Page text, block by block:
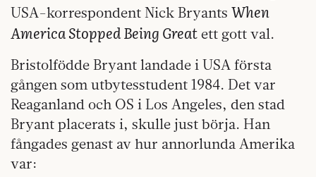
USA-korrespondent Nick Bryants When
America Stopped Being Great ett gott val.
Bristolfödde Bryant landade i USA första
gången som utbytesstudent 1984. Det var
Reaganland och OS i Los Angeles, den stad
Bryant placerats i, skulle just börja. Han
fångades genast av hur annorlunda Amerika
var: